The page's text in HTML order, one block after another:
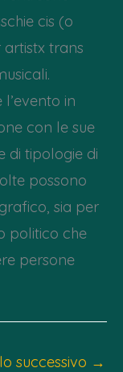
cis (o
trans
in
con le sue
di tipologie di
possono
sia per
politico che
persone
successivo →